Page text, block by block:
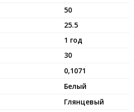
50
25.5
1 год
30
0,1071
Белый
Глянцевый